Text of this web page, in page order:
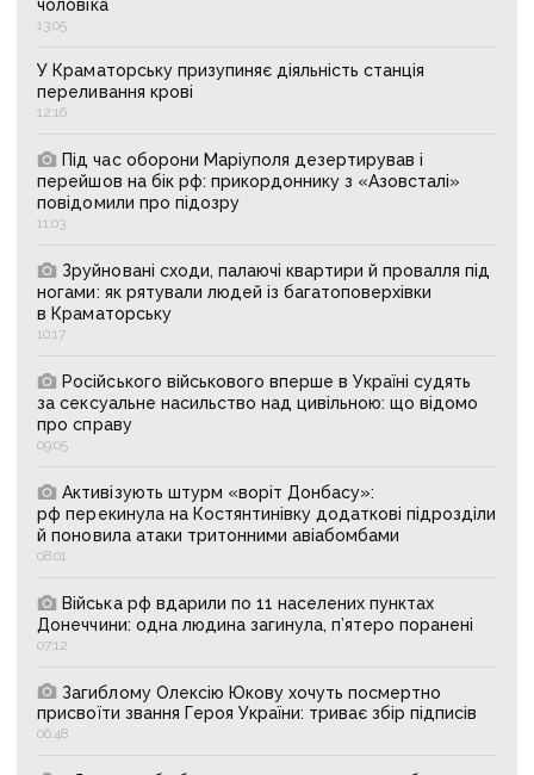
чоловіка
13:05
У Краматорську призупиняє діяльність станція
переливання крові
12:16
Під час оборони Маріуполя дезертирував і
перейшов на бік рф: прикордоннику з «Азовсталі»
повідомили про підозру
11:03
Зруйновані сходи, палаючі квартири й провалля під
ногами: як рятували людей із багатоповерхівки
в Краматорську
10:17
Російського військового вперше в Україні судять
за сексуальне насильство над цивільною: що відомо
про справу
09:05
Активізують штурм «воріт Донбасу»:
рф перекинула на Костянтинівку додаткові підрозділи
й поновила атаки тритонними авіабомбами
08:01
Війська рф вдарили по 11 населених пунктах
Донеччини: одна людина загинула, п’ятеро поранені
07:12
Загиблому Олексію Юкову хочуть посмертно
присвоїти звання Героя України: триває збір підписів
06:48